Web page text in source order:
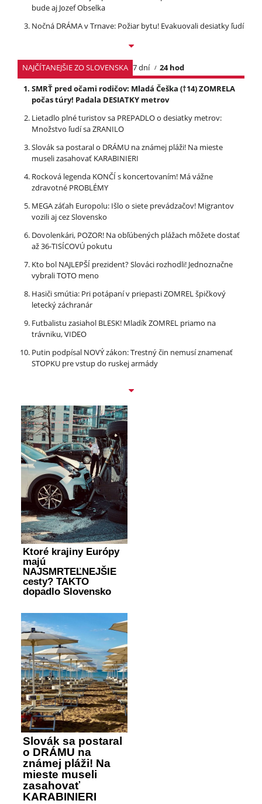
bude aj Jozef Obselka
Nočná DRÁMA v Trnave: Požiar bytu! Evakuovali desiatky ľudí
NAJČÍTANEJŠIE ZO SLOVENSKA 7 dní
24 hod
SMRŤ pred očami rodičov: Mladá Češka (†14) ZOMRELA
počas túry! Padala DESIATKY metrov
Lietadlo plné turistov sa PREPADLO o desiatky metrov:
Množstvo ľudí sa ZRANILO
Slovák sa postaral o DRÁMU na známej pláži! Na mieste
museli zasahovať KARABINIERI
Rocková legenda KONČÍ s koncertovaním! Má vážne
zdravotné PROBLÉMY
MEGA záťah Europolu: Išlo o siete prevádzačov! Migrantov
vozili aj cez Slovensko
Dovolenkári, POZOR! Na obľúbených plážach môžete dostať
až 36-TISÍCOVÚ pokutu
Kto bol NAJLEPŠÍ prezident? Slováci rozhodli! Jednoznačne
vybrali TOTO meno
Hasiči smútia: Pri potápaní v priepasti ZOMREL špičkový
letecký záchranár
Futbalistu zasiahol BLESK! Mladík ZOMREL priamo na
trávniku, VIDEO
Putin podpísal NOVÝ zákon: Trestný čin nemusí znamenať
STOPKU pre vstup do ruskej armády
Ktoré krajiny Európy
majú
NAJSMRTEĽNEJŠIE
cesty? TAKTO
dopadlo Slovensko
Slovák sa postaral
o DRÁMU na
známej pláži! Na
mieste museli
zasahovať
KARABINIERI